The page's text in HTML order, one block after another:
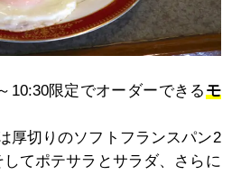
10:30限定でオーダーできるモ
厚切りのソフトフランスパン2
てポテサラとサラダ、さらに